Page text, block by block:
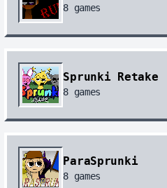
8 games
Sprunki Retake
8 games
ParaSprunki
8 games